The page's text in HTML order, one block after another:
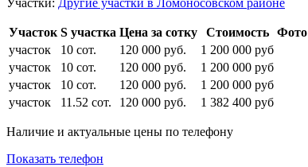
Участки: Другие участки в Ломоносовском районе
Участок S участка Цена за сотку Стоимость Фото
участок
10 сот. 120 000 руб. 1 200 000 руб
участок
10 сот. 120 000 руб. 1 200 000 руб
участок
10 сот. 120 000 руб. 1 200 000 руб
участок
11.52 сот. 120 000 руб. 1 382 400 руб
Наличие и актуальные цены по телефону
Показать телефон